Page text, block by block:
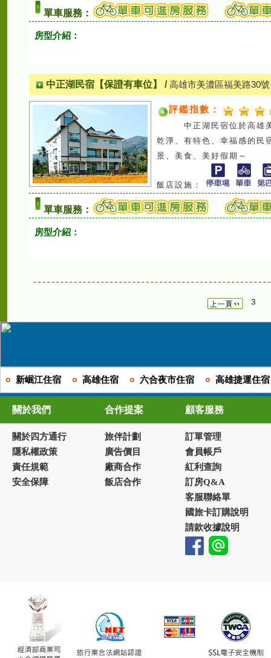
單車服務：
房型介紹：
中正湖民宿【保證有車位】 /高雄市美濃區福美路30號
評鑑指數 ：
中正湖民宿位於高雄美
乾淨、有特色、幸福感的民
景、美食、美好假期～
飯店設施：
單車服務：
房型介紹：
3
新崛江住宿 高雄住宿 六合夜市住宿 高雄捷運住宿